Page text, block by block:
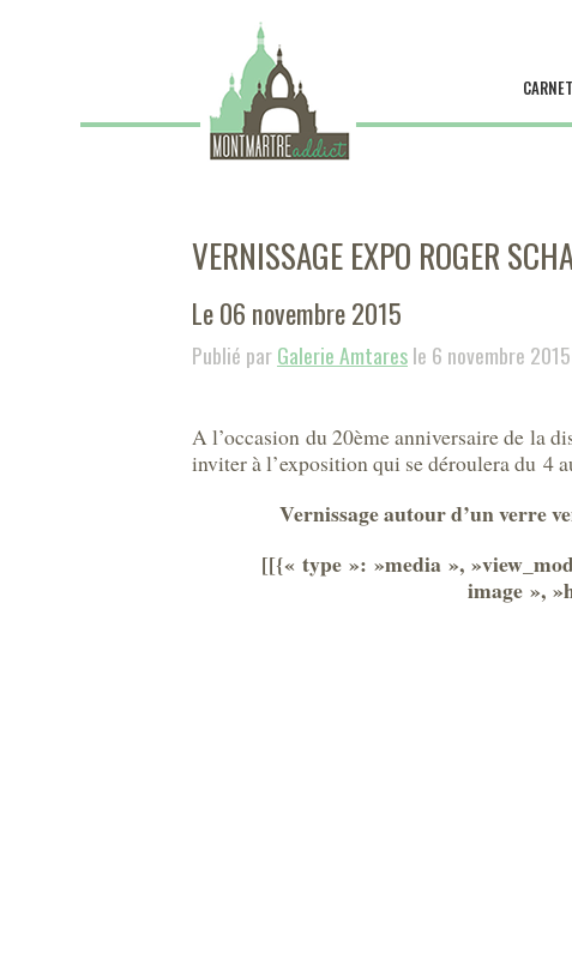
VERNISSAGE EXPO ROGER
Le 06 novembre 2015
Publié parGalerie Amtaresle 6 novembre 2015
A l’occasion du 20ème anniversaire de la
inviter à l’exposition qui se déroulera du 4
Vernissage autour d’un verre
[[{« type »: »media »,
image »,